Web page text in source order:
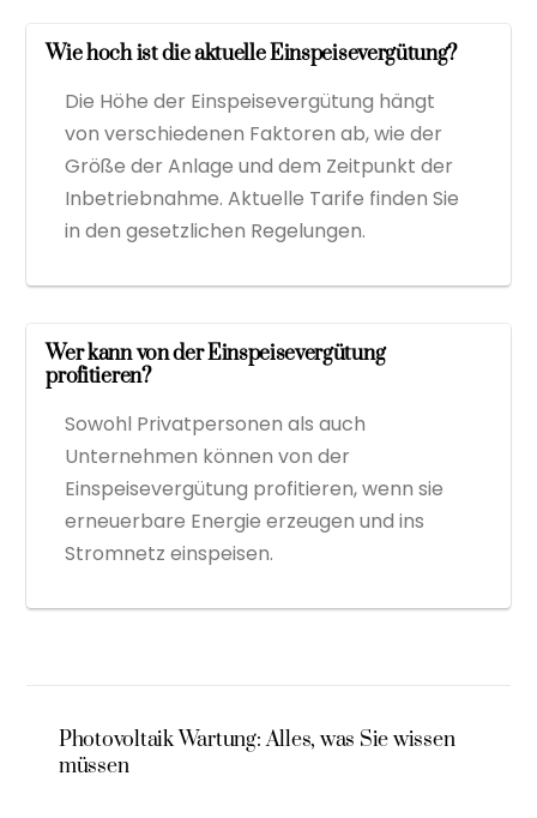
Wie hoch ist die aktuelle Einspeisevergütung?
Die Höhe der Einspeisevergütung hängt
von verschiedenen Faktoren ab, wie der
Größe der Anlage und dem Zeitpunkt der
Inbetriebnahme. Aktuelle Tarife finden Sie
in den gesetzlichen Regelungen.
Wer kann von der Einspeisevergütung
profitieren?
Sowohl Privatpersonen als auch
Unternehmen können von der
Einspeisevergütung profitieren, wenn sie
erneuerbare Energie erzeugen und ins
Stromnetz einspeisen.
Photovoltaik Wartung: Alles, was Sie wissen
müssen